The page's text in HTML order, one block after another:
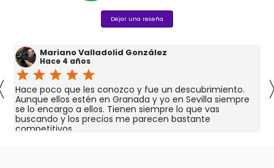
Dejar una reseña
Mariano Valladolid González
Hace 4 años
star star star star star
Hace poco que les conozco y fue un descubrimiento.
Aunque ellos estén en Granada y yo en Sevilla siempre
se lo encargo a ellos. Tienen siempre lo que vas
buscando y los precios me parecen bastante
competitivos.